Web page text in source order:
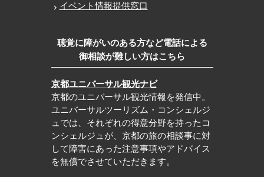
イベント情報提供窓口
聴覚に障がいのある方など電話による
御相談が難しい方はこちら
京都ユニバーサル観光ナビ
京都のユニバーサル観光情報を発信中。
ユニバーサルツーリズム・コンシェルジ
ュでは、それぞれの得意分野を持ったコ
ンシェルジュが、京都の旅の相談事に対
して障害にあった注意事項やアドバイス
を無償でさせていただきます。